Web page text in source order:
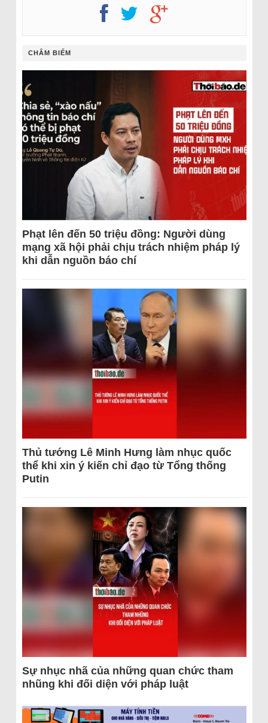
CHÂM BIẾM
Phạt lên đến 50 triệu đồng: Người dùng
mạng xã hội phải chịu trách nhiệm pháp lý
khi dẫn nguồn báo chí
Thủ tướng Lê Minh Hưng làm nhục quốc
thể khi xin ý kiến chỉ đạo từ Tổng thống
Putin
Sự nhục nhã của những quan chức tham
nhũng khi đối diện với pháp luật